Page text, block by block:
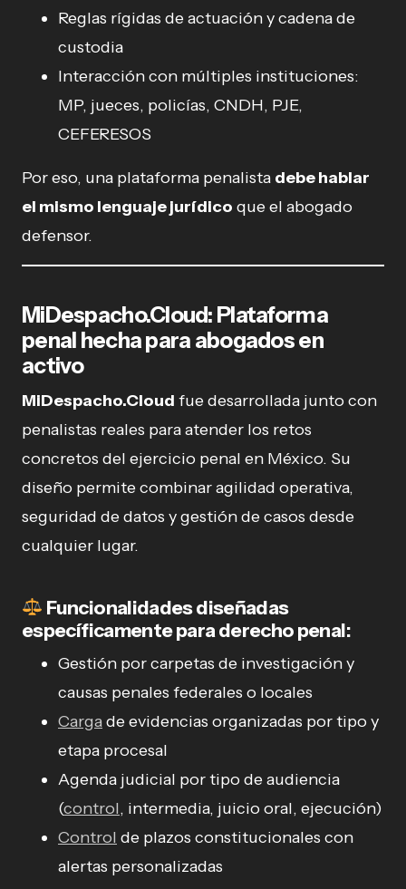
Reglas rígidas de actuación y cadena de
custodia
Interacción con múltiples instituciones:
MP, jueces, policías, CNDH, PJE,
CEFERESOS
Por eso, una plataforma penalista debe hablar
el mismo lenguaje jurídico que el abogado
defensor.
MiDespacho.Cloud: Plataforma
penal hecha para abogados en
activo
MiDespacho.Cloud fue desarrollada junto con
penalistas reales para atender los retos
concretos del ejercicio penal en México. Su
diseño permite combinar agilidad operativa,
seguridad de datos y gestión de casos desde
cualquier lugar.
Funcionalidades diseñadas
específicamente para derecho penal:
Gestión por carpetas de investigación y
causas penales federales o locales
Cargade evidencias organizadas por tipo y
etapa procesal
Agenda judicial por tipo de audiencia
(control, intermedia, juicio oral, ejecución)
Control de plazos constitucionales con
alertas personalizadas